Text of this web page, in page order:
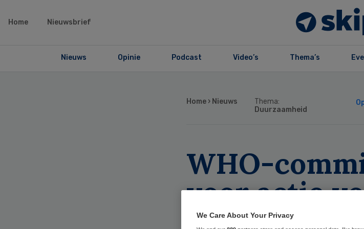
Home Nieuwsbrief
Nieuws Opinie Podcast Video’s Thema’s
Home › Nieuws
Thema:
Duurzaamheid
WHO-
voor actie
klimaat en
We Care About Your Privacy